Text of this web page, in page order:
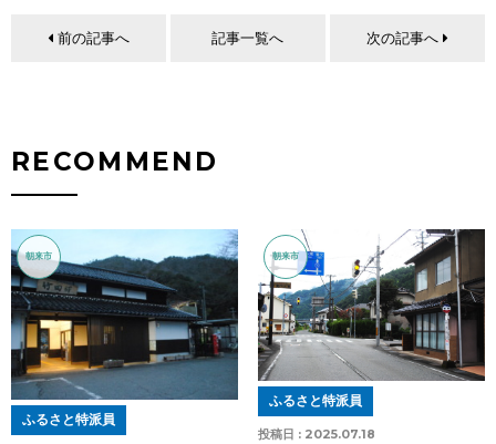
前の記事へ 記事一覧へ 次の記事へ
RECOMMEND
朝来市
ふるさと特派員
朝来市
投稿日 : 2025.07.18
ふるさと特派員